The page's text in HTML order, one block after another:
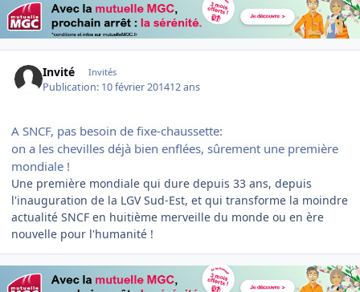
Invité Invités
Publication: 10 février 201412 ans
A SNCF, pas besoin de fixe-chaussette:
on a les chevilles déjà bien enflées, sûrement une première
mondiale !
Une première mondiale qui dure depuis 33 ans, depuis
l'inauguration de la LGV Sud-Est, et qui transforme la moindre
actualité SNCF en huitième merveille du monde ou en ère
nouvelle pour l'humanité !